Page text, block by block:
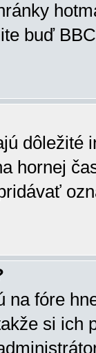
buď
dôležité
hornej
na fóre
si ich